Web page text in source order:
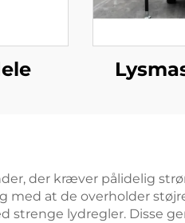
der kræver pålidelig
med at de overholder
strenge lydregler. Disse